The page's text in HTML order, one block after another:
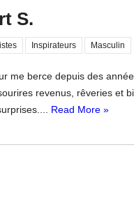
S.
Inspirateurs Masculin
me berce depuis des
revenus, rêveries et
Read More »